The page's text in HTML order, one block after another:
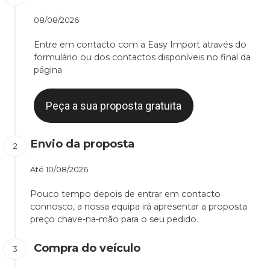
08/08/2026
Entre em contacto com a Easy Import através do
formulário ou dos contactos disponíveis no final da
página
Peça a sua proposta gratuita
Envio da proposta
Até 10/08/2026
Pouco tempo depois de entrar em contacto
connosco, a nossa equipa irá apresentar a proposta
preço chave-na-mão para o seu pedido.
Compra do veículo